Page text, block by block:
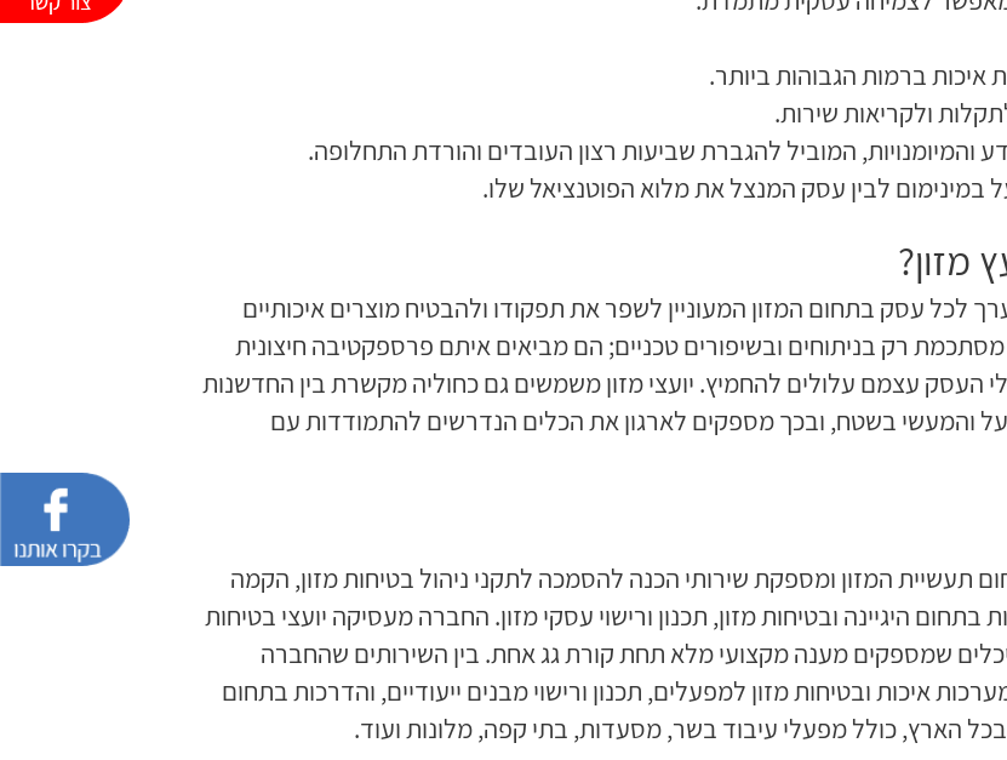
ברמות הגבוהות ביותר.
ולקריאות שירות.
והמיומנויות, המוביל להגברת שביעות רצון העובדים והורדת התחלופה.
במינימום לבין עסק המנצל את מלוא הפוטנציאל שלו.
מזון?
לכל עסק בתחום המזון המעוניין לשפר את תפקודו ולהבטיח מוצרים איכותיים
מסתכמת רק בניתוחים ובשיפורים טכניים; הם מביאים איתם פרספקטיבה חיצונית
העסק עצמם עלולים להחמיץ. יועצי מזון משמשים גם כחוליה מקשרת בין החדשנות
והמעשי בשטח, ובכך מספקים לארגון את הכלים הנדרשים להתמודדות עם
תעשיית המזון ומספקת שירותי הכנה להסמכה לתקני ניהול בטיחות מזון, הקמה
היגיינה ובטיחות מזון, תכנון ורישוי עסקי מזון. החברה מעסיקה יועצי בטיחות
שמספקים מענה מקצועי מלא תחת קורת גג אחת. בין השירותים שהחברה
איכות ובטיחות מזון למפעלים, תכנון ורישוי מבנים ייעודיים, והדרכות בתחום
הארץ, כולל מפעלי עיבוד בשר, מסעדות, בתי קפה, מלונות ועוד.